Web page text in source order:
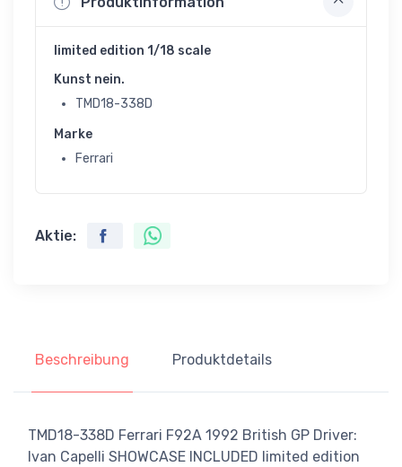
limited edition 1/18 scale
Kunst nein.
TMD18-338D
Marke
Ferrari
Aktie:
Beschreibung Produktdetails
TMD18-338D Ferrari F92A 1992 British GP Driver:
Ivan Capelli SHOWCASE INCLUDED limited edition